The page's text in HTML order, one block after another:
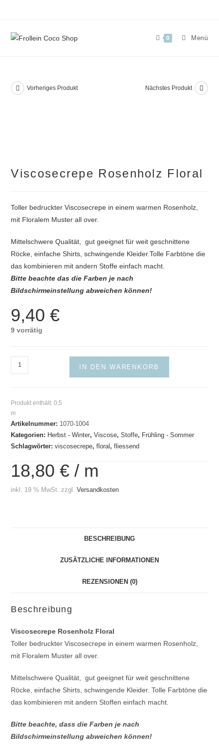
0 Menü
Vorheriges Produkt Nächstes Produkt
Viscosecrepe Rosenholz Floral
Toller bedruckter Viscosecrepe in einem warmen Rosenholz,
mit Floralem Muster all over.
Mittelschwere Qualität, gut geeignet für weit geschnittene
Röcke, einfache Shirts, schwingende Kleider.Tolle Farbtöne die
das kombinieren mit andern Stoffe einfach macht.
Bitte beachte das die Farben je nach
Bildschirmeinstellung abweichen können!
9,40€
9 vorrätig
Viscosecrepe
Rosenholz
IN DEN WARENKORB
Produkt enthält: 0,5
m
Artikelnummer: 1070-1004
Kategorien: Herbst - Winter,Viscose,Stoffe, Frühling - Sommer
Schlagwörter:viscosecrepe,floral ,fliessend
18,80€ / m
inkl. 19 % MwSt. zzgl.Versandkosten
BESCHREIBUNG
ZUSÄTZLICHE INFORMATIONEN
REZENSIONEN (0)
Beschreibung
Viscosecrepe Rosenholz Floral
Toller bedruckter Viscosecrepe in einem warmen Rosenholz,
mit Floralem Muster all over.
Mittelschwere Qualität, gut geeignet für weit geschnittene
Röcke, einfache Shirts, schwingende Kleider. Tolle Farbtöne die
das kombinieren mit andern Stoffen einfach macht.
Bitte beachte, dass die Farben je nach
Bildschirmeinstellung abweichen können!